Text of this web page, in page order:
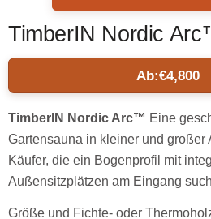
TimberIN Nordic
Ab:€4,800
TimberIN Nordic Arc™ Eine
Gartensauna in kleiner und großer
Käufer, die ein Bogenprofil mit
Außensitzplätzen am Eingang
Größe und Fichte- oder